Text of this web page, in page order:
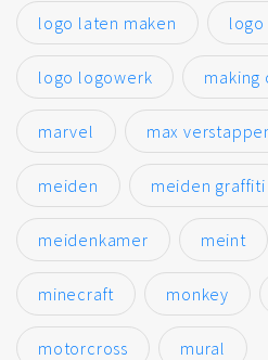
logo laten maken
logo logowerk making
marvel max
meiden meiden graffiti
meidenkamer meint
minecraft monkey
motorcross mural